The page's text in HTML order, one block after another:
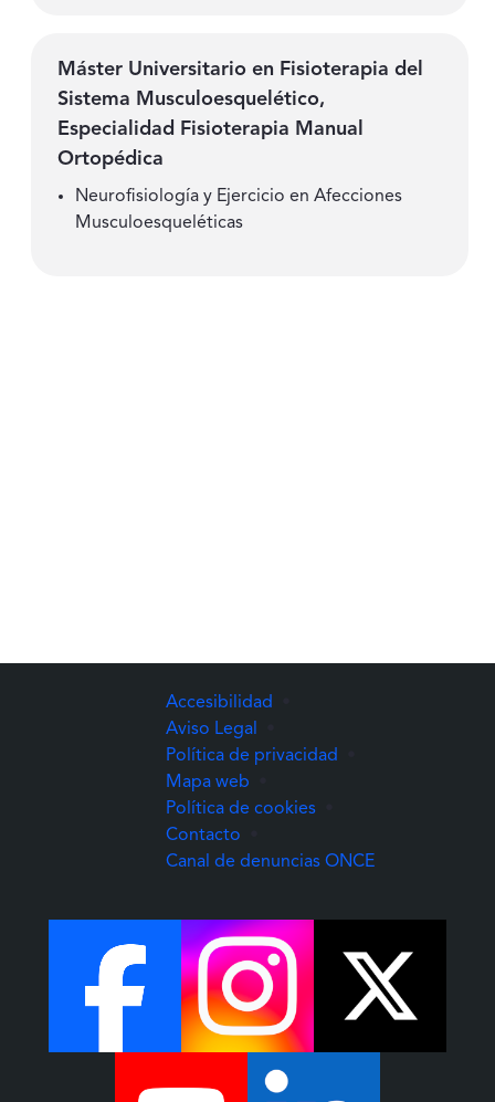
Máster Universitario en Fisioterapia del
Sistema Musculoesquelético,
Especialidad Fisioterapia Manual
Ortopédica
Neurofisiología y Ejercicio en Afecciones
Musculoesqueléticas
Accesibilidad
Aviso Legal
Política de privacidad
Mapa web
Política de cookies
Contacto
Canal de denuncias ONCE(Abre una